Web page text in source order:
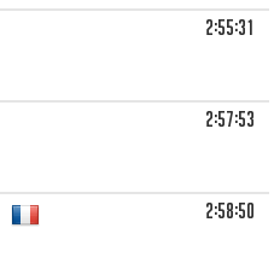
2:55:31
2:57:53
2:58:50